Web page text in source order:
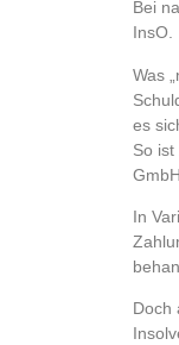
Bei
InsO.
Was
es
So
In
Doch